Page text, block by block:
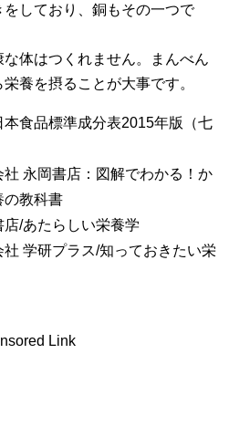
しており、銅もその一つで
体はつくれません。まんべん
養を摂ることが大事です。
食品標準成分表2015年版（七
永岡書店：図解でわかる！か
の教科書
/あたらしい栄養学
学研プラス/知っておきたい栄
Link